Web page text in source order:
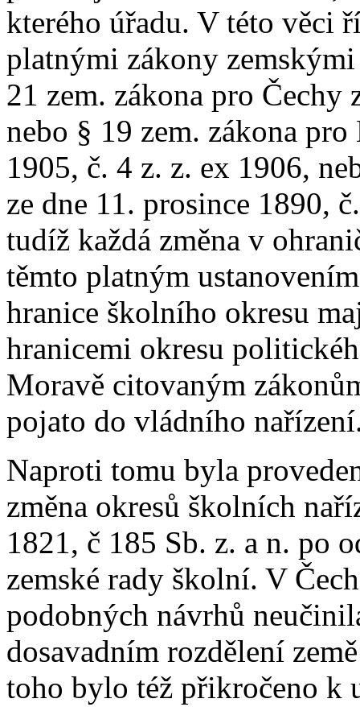
kterého úřadu. V této věci
platnými zákony
21 zem. zákona pro Čechy
nebo § 19 zem. zákona
1905, č. 4 z. z. ex 1906,
ze dne 11. prosince 1890,
tudíž každá změna v
těmto platným
hranice školního okresu
hranicemi okresu
Moravě citovaným
pojato do vládního
Naproti tomu byla
změna okresů školních
1821, č 185 Sb. z. a n. po
zemské rady školní. V
podobných návrhů
dosavadním rozdělení
toho bylo též přikročeno k